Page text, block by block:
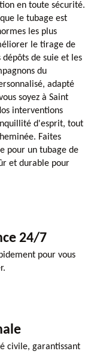
en toute sécurité.
le tubage est
les plus
le tirage de
de suie et les
du
adapté
soyez à Saint
interventions
d'esprit, tout
Faites
pour un tubage de
et durable pour
24/7
pour vous
civile, garantissant